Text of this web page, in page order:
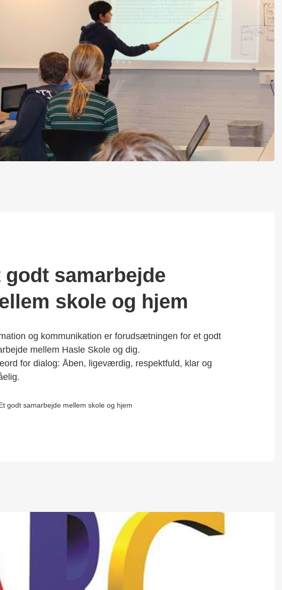
godt samarbejde
skole og hjem
og kommunikation er forudsætningen for et godt
mellem Hasle Skole og dig.
for dialog: Åben, ligeværdig, respektfuld, klar og
godt samarbejde mellem skole og hjem